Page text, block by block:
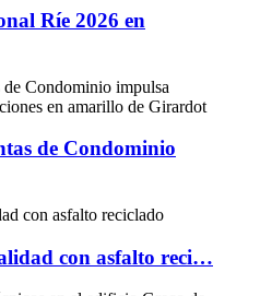
Ríe 2026 en
de Condominio
con asfalto reci…